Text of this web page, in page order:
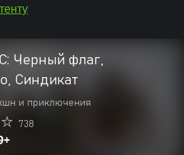
Черный флаг,
Синдикат
и приключения
738